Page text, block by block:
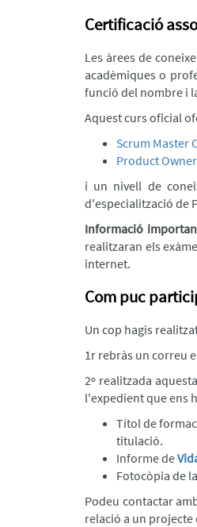
Certificació
Les àrees de
acadèmiques o
funció del nombre i
Aquest curs oficial
Scrum Master
Product
i un nivell de
d'especialització de
Informació
realitzaran els
internet.
Com puc
Un cop hagis
1r rebràs un correu
2º realitzada
l'expedient que ens
Títol de
titulació.
Informe de
Fotocòpia de la
Podeu contactar
relació a un